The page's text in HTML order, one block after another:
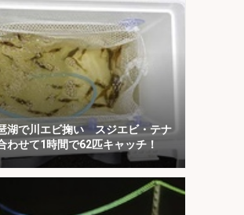
湖で川エビ掬い スジエビ・テナ
わせて1時間で62匹キャッチ！